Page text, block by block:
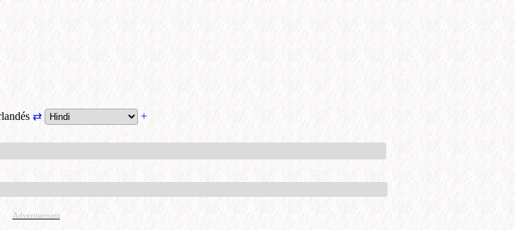
⇄ +
Advertisement